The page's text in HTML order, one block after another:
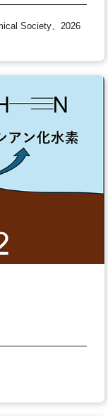
Society、2026